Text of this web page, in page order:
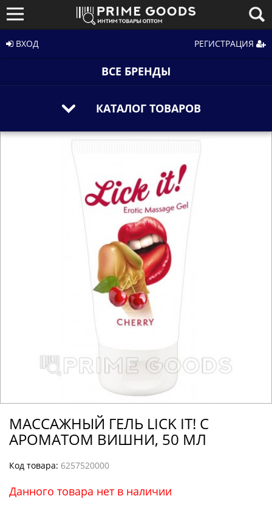
ВХОД РЕГИСТРАЦИЯ
ВСЕ БРЕНДЫ
КАТАЛОГ ТОВАРОВ
МАССАЖНЫЙ ГЕЛЬ LICK IT! С
АРОМАТОМ ВИШНИ, 50 МЛ
Код товара: 6257520000
Данного товара нет в наличии